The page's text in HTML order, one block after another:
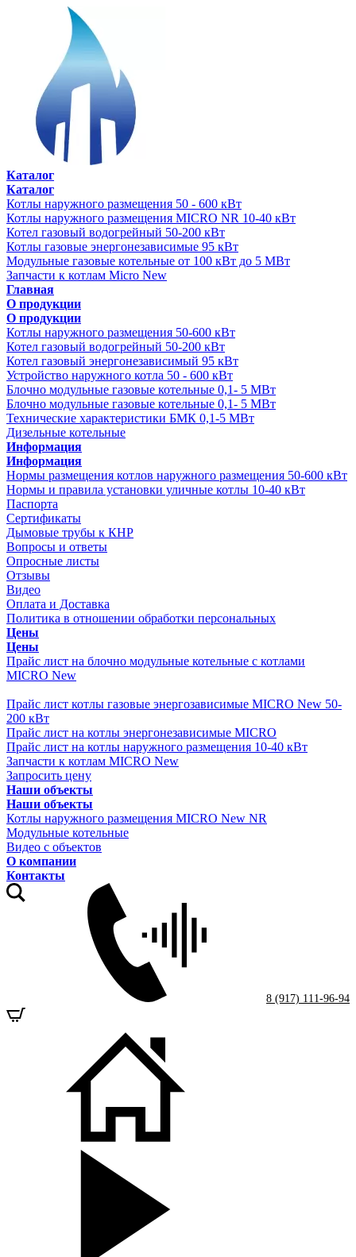
Каталог
Каталог
Котлы наружного размещения 50 - 600 кВт
Котлы наружного размещения MICRO NR 10-40 кВт
Котел газовый водогрейный 50-200 кВт
Котлы газовые энергонезависимые 95 кВт
Модульные газовые котельные от 100 кВт до 5 МВт
Запчасти к котлам Micro New
Главная
О продукции
О продукции
Котлы наружного размещения 50-600 кВт
Котел газовый водогрейный 50-200 кВт
Котел газовый энергонезависимый 95 кВт
Устройство наружного котла 50 - 600 кВт
Блочно модульные газовые котельные 0,1- 5 МВт
Блочно модульные газовые котельные 0,1- 5 МВт
Технические характеристики БМК 0,1-5 МВт
Дизельные котельные
Информация
Информация
Нормы размещения котлов наружного размещения 50-600 кВт
Нормы и правила установки уличные котлы 10-40 кВт
Паспорта
Сертификаты
Дымовые трубы к КНР
Вопросы и ответы
Опросные листы
Отзывы
Видео
Оплата и Доставка
Политика в отношении обработки персональных
Цены
Цены
Прайс лист на блочно модульные котельные с котлами
MICRO New
Прайс лист котлы газовые энергозависимые MICRO New 50-
200 кВт
Прайс лист на котлы энергонезависимые MICRO
Прайс лист на котлы наружного размещения 10-40 кВт
Запчасти к котлам MICRO New
Запросить цену
Наши объекты
Наши объекты
Котлы наружного размещения MICRO New NR
Модульные котельные
Видео с объектов
О компании
Контакты
8 (917) 111-96-94